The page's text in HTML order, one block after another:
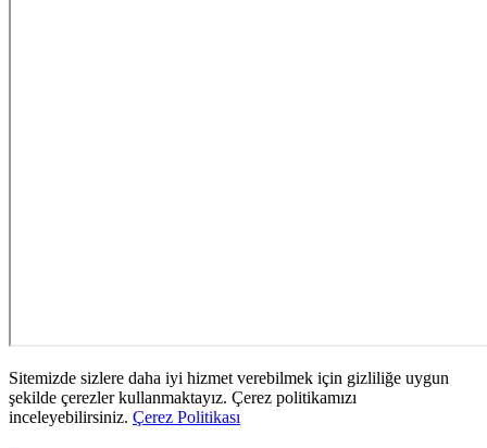
Sitemizde sizlere daha iyi hizmet verebilmek için gizliliğe uygun
şekilde çerezler kullanmaktayız. Çerez politikamızı
inceleyebilirsiniz. Çerez Politikası